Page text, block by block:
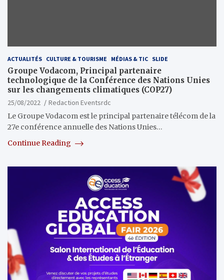
ACTUALITÉS CULTURE & TOURISME MÉDIAS & TIC SLIDE
Groupe Vodacom, Principal partenaire
technologique de la Conférence des Nations Unies
sur les changements climatiques (COP27)
25/08/2022
Redaction Eventsrdc
Le Groupe Vodacom est le principal partenaire télécom de la
27e conférence annuelle des Nations Unies…
Continue Reading